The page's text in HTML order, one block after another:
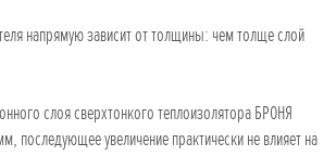
напрямую зависит от толщины: чем толще слой
слоя сверхтонкого теплоизолятора БРОНЯ
последующее увеличение практически не влияет на